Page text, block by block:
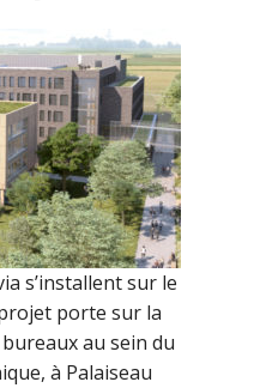
s’installent sur le
porte sur la
au sein du
à Palaiseau